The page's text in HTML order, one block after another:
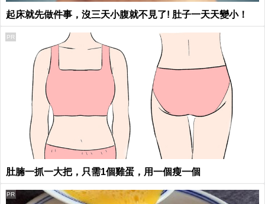
起床就先做件事，沒三天小腹就不見了! 肚子一天天變小！
肚腩一抓一大把，只需1個雞蛋，用一個瘦一個
PR
PR